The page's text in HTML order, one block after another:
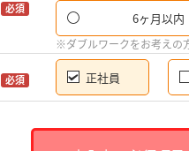
必須
6ヶ月以内
※ダブルワークをお考えの
必須 正社員